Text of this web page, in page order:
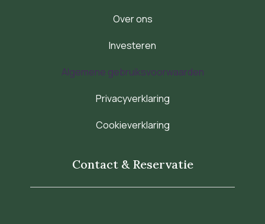
Over ons
Investeren
Algemene gebruiksvoorwaarden
Privacyverklaring
Cookieverklaring
Contact & Reservatie